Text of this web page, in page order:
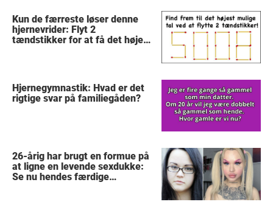
Kun de færreste løser denne
hjernevrider: Flyt 2
tændstikker for at få det højest
Hjernegymnastik: Hvad er det
rigtige svar på familiegåden?
26-årig har brugt en formue på
at ligne en levende sexdukke:
Se nu hendes færdige